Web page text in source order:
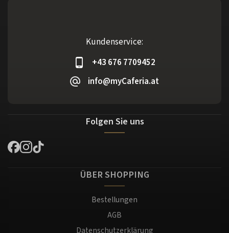
Kundenservice:
+43 676 7709452
info@myCaferia.at
Folgen Sie uns
ÜBER SHOPPING
Bestellungen
AGB
Datenschutzerklärung